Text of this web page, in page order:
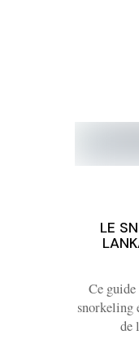
LE
Ce
snorkeling
de